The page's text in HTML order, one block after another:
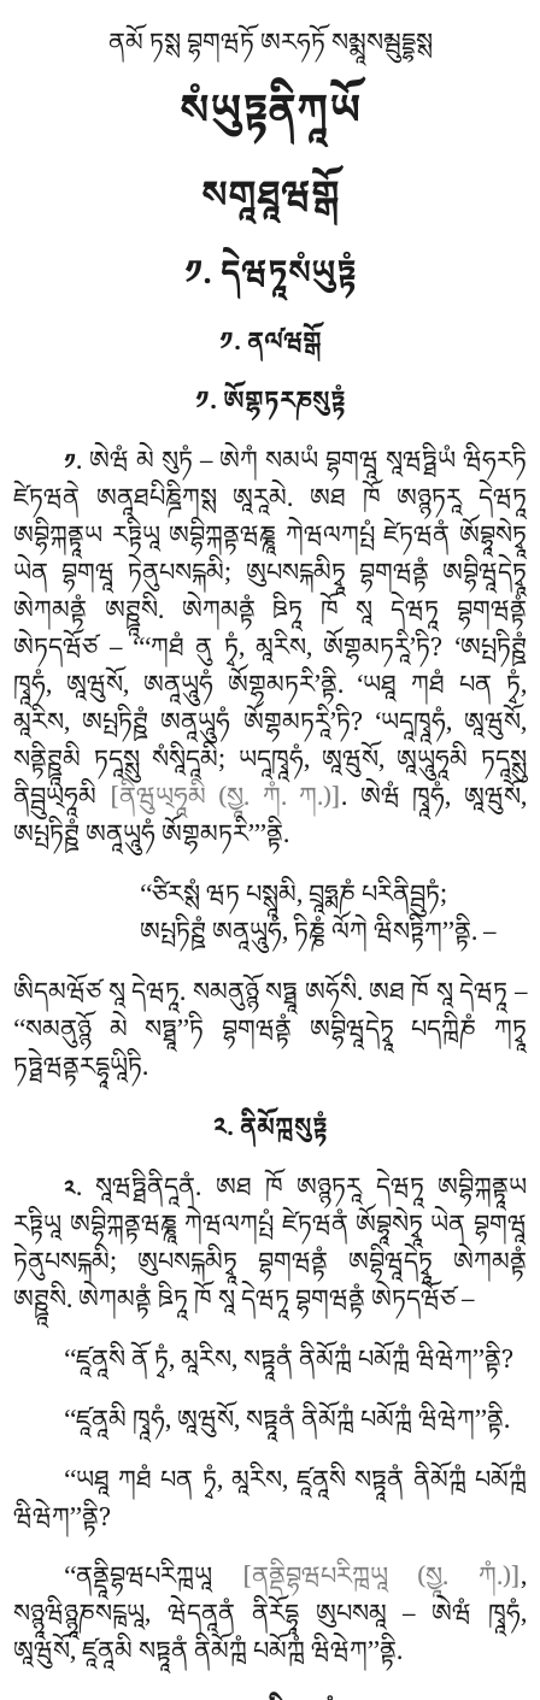
ནམོ ཏསྶ བྷགཝཏོ ཨརཧཏོ སམྨཱསམྦུདྡྷསྶ
སཾཡུཏྟནིཀཱཡོ
སགཱཐཱཝགྒོ
༡. དེཝཏཱསཾཡུཏྟཾ
༡. ནལ༹ཝགྒོ
༡. ཨོགྷཏརཎསུཏྟཾ
༡. ཨེཝཾམེ སུཏཾ – ཨེཀཾ སམཡཾ བྷགཝཱ སཱཝཏྠིཡཾ ཝིཧརཏི
ཛེཏཝནེ ཨནཱཐཔིཎྜིཀསྶ ཨཱརཱམེ. ཨཐ ཁོ ཨཉྙཏརཱ དེཝཏཱ
ཨབྷིཀྐནྟཱཡ རཏྟིཡཱ ཨབྷིཀྐནྟཝཎྞཱ ཀེཝལཀཔྤཾ ཛེཏཝནཾ ཨོབྷཱསེཏྭཱ
ཡེན བྷགཝཱ ཏེནུཔསངྐམི; ཨུཔསངྐམིཏྭཱ བྷགཝནྟཾ ཨབྷིཝཱདེཏྭཱ
ཨེཀམནྟཾ ཨཊྛཱསི. ཨེཀམནྟཾ ཋིཏཱ ཁོ སཱ དེཝཏཱ བྷགཝནྟཾ
ཨེཏདཝོཙ – ‘‘‘ཀཐཾ ནུ ཏྭཾ, མཱརིས, ཨོགྷམཏརཱི’ཏི? ‘ཨཔྤཏིཊྛཾ
ཁྭཱཧཾ, ཨཱཝུསོ, ཨནཱཡཱུཧཾཨོགྷམཏརི’ནྟི. ‘ཡཐཱ ཀཐཾ པན ཏྭཾ,
མཱརིས, ཨཔྤཏིཊྛཾ ཨནཱཡཱུཧཾ ཨོགྷམཏརཱི’ཏི? ‘ཡདཱཁྭཱཧཾ, ཨཱཝུསོ,
སནྟིཊྛཱམི ཏདཱསྶུ སཾསཱིདཱམི; ཡདཱཁྭཱཧཾ, ཨཱཝུསོ, ཨཱཡཱུཧཱམི ཏདཱསྶུ
ནིབྦུཡ྄ཧཱམི[ནིཝུཡ྄ཧཱམི (སྱཱ. ཀཾ. ཀ.)]. ཨེཝཾ ཁྭཱཧཾ, ཨཱཝུསོ,
ཨཔྤཏིཊྛཾ ཨནཱཡཱུཧཾ ཨོགྷམཏརི’’’ནྟི.
‘‘ཙིརསྶཾ ཝཏ པསྶཱམི, བྲཱཧྨཎཾ པརིནིབྦུཏཾ;
ཨཔྤཏིཊྛཾ ཨནཱཡཱུཧཾ, ཏིཎྞཾ ལོཀེ ཝིསཏྟིཀ’’ནྟི. –
ཨིདམཝོཙསཱ དེཝཏཱ. སམནུཉྙོ སཏྠཱ ཨཧོསི. ཨཐ ཁོ སཱ དེཝཏཱ –
‘‘སམནུཉྙོ མེ སཏྠཱ’’ཏི བྷགཝནྟཾ ཨབྷིཝཱདེཏྭཱ པདཀྑིཎཾ ཀཏྭཱ
ཏཏྠེཝནྟརདྷཱཡཱིཏི.
༢. ནིམོཀྑསུཏྟཾ
༢. སཱཝཏྠིནིདཱནཾ. ཨཐ ཁོ ཨཉྙཏརཱ དེཝཏཱ ཨབྷིཀྐནྟཱཡ
རཏྟིཡཱ ཨབྷིཀྐནྟཝཎྞཱ ཀེཝལཀཔྤཾ ཛེཏཝནཾ ཨོབྷཱསེཏྭཱ ཡེན བྷགཝཱ
ཏེནུཔསངྐམི; ཨུཔསངྐམིཏྭཱ བྷགཝནྟཾ ཨབྷིཝཱདེཏྭཱ ཨེཀམནྟཾ
ཨཊྛཱསི. ཨེཀམནྟཾ ཋིཏཱ ཁོ སཱ དེཝཏཱ བྷགཝནྟཾ ཨེཏདཝོཙ –
‘‘ཛཱནཱསི ནོ ཏྭཾ, མཱརིས, སཏྟཱནཾ ནིམོཀྑཾ པམོཀྑཾ ཝིཝེཀ’’ནྟི?
‘‘ཛཱནཱམི ཁྭཱཧཾ, ཨཱཝུསོ, སཏྟཱནཾ ནིམོཀྑཾ པམོཀྑཾ ཝིཝེཀ’’ནྟི.
‘‘ཡཐཱ ཀཐཾ པན ཏྭཾ, མཱརིས, ཛཱནཱསི སཏྟཱནཾ ནིམོཀྑཾ པམོཀྑཾ
ཝིཝེཀ’’ནྟི?
‘‘ནནྡཱིབྷཝཔརིཀྑཡཱ [ནནྡིབྷཝཔརིཀྑཡཱ (སྱཱ. ཀཾ.)],
སཉྙཱཝིཉྙཱཎསངྑཡཱ, ཝེདནཱནཾ ནིརོདྷཱ ཨུཔསམཱ – ཨེཝཾ ཁྭཱཧཾ,
ཨཱཝུསོ, ཛཱནཱམི སཏྟཱནཾ ནིམོཀྑཾ པམོཀྑཾ ཝིཝེཀ’’ནྟི.